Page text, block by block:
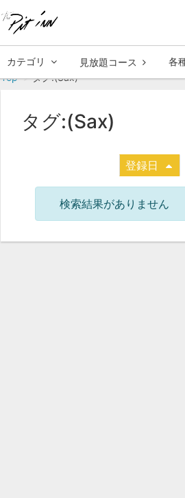
カテゴリ 見放題コース 各
Top
タグ:(Sax)
タグ:(Sax)
登録日
検索結果がありません